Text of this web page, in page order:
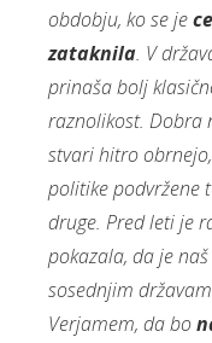
obdobju, ko se je
zataknila. V
prinaša bolj
raznolikost. Dobra
stvari hitro
politike podvržene
druge. Pred leti je
pokazala, da je
sosednjim
Verjamem, da bo